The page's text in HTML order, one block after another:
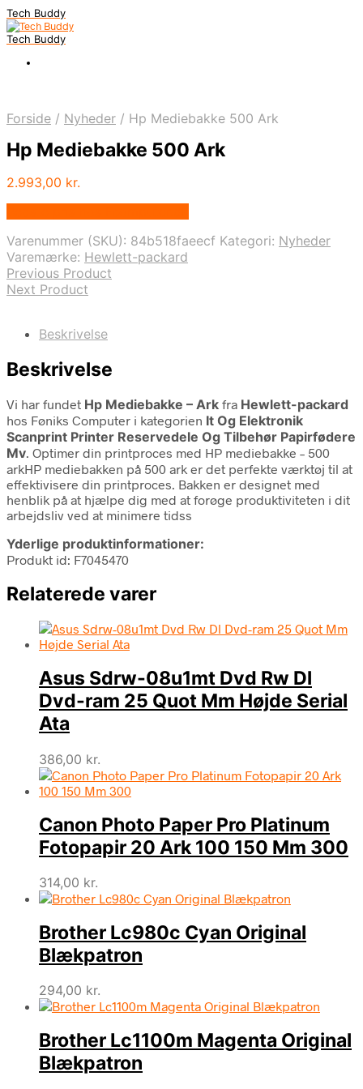
Tech Buddy
Tech Buddy
Forside / Nyheder / Hp Mediebakke 500 Ark
Hp Mediebakke 500 Ark
2.993,00 kr.
Varenummer (SKU): 84b518faeecf Kategori: Nyheder
Varemærke: Hewlett-packard
Previous Product
Next Product
Beskrivelse
Beskrivelse
Vi har fundet Hp Mediebakke – Ark fra Hewlett-packard
hos Føniks Computer i kategorien It Og Elektronik
Scanprint Printer Reservedele Og Tilbehør Papirfødere
Mv. Optimer din printproces med HP mediebakke – 500
arkHP mediebakken på 500 ark er det perfekte værktøj til at
effektivisere din printproces. Bakken er designet med
henblik på at hjælpe dig med at forøge produktiviteten i dit
arbejdsliv ved at minimere tidss
Yderlige produktinformationer:
Produkt id: F7045470
Relaterede varer
Asus Sdrw-08u1mt Dvd Rw Dl
Dvd-ram 25 Quot Mm Højde Serial
Ata
386,00 kr.
Canon Photo Paper Pro Platinum
Fotopapir 20 Ark 100 150 Mm 300
314,00 kr.
Brother Lc980c Cyan Original
Blækpatron
294,00 kr.
Brother Lc1100m Magenta Original
Blækpatron